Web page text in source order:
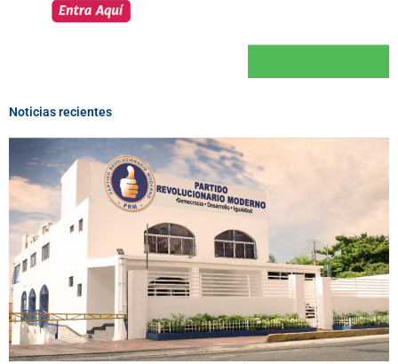
Noticias recientes